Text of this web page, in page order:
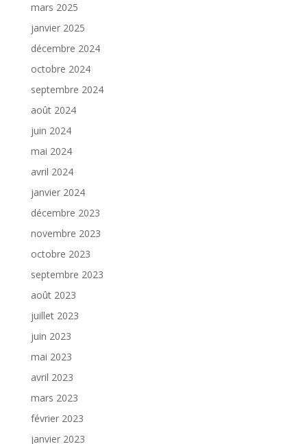
mars 2025
janvier 2025
décembre 2024
octobre 2024
septembre 2024
août 2024
juin 2024
mai 2024
avril 2024
janvier 2024
décembre 2023
novembre 2023
octobre 2023
septembre 2023
août 2023
juillet 2023
juin 2023
mai 2023
avril 2023
mars 2023
février 2023
janvier 2023